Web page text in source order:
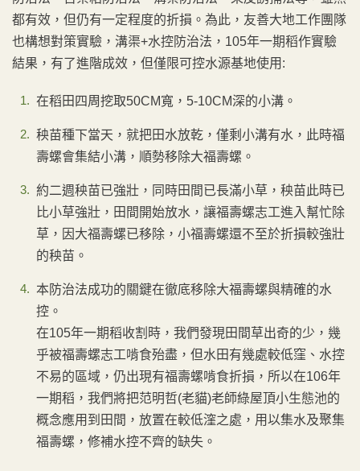
都有效，但仍有一定程度的折損。為此，友善大地工作團隊
也構想對策實驗，溝渠+水控防治法，105年一期稻作實驗
結果，有了進階成效，但僅限可控水源基地使用:
在稻田四周挖取50CM寬，5-10CM深的小溝。
秧苗種下當天，就把田水放乾，僅剩小溝有水，此時福
壽螺會集結小溝，順勢移除大福壽螺。
約二週秧苗已強壯，同時田間已長滿小草，秧苗此時已
比小草強壯，田間開始放水，讓福壽螺志工進入幫忙除
草，因大福壽螺已移除，小福壽螺還不至於折損較強壯
的秧苗。
本防治法成功的關鍵在徹底移除大福壽螺與精確的水
控。
在105年一期稻收割時，我們發現田間草出奇的少，幾
乎被福壽螺志工啃食殆盡，但水田有幾處較低窪、水控
不易的區域，仍出現有福壽螺啃食折損，所以在106年
一期稻，我們將把范明哲(老貓)老師綠屋頂小生態池的
概念應用到田間，放置在較低漥之處，用以集水及聚集
福壽螺，修補水控不齊的缺失。